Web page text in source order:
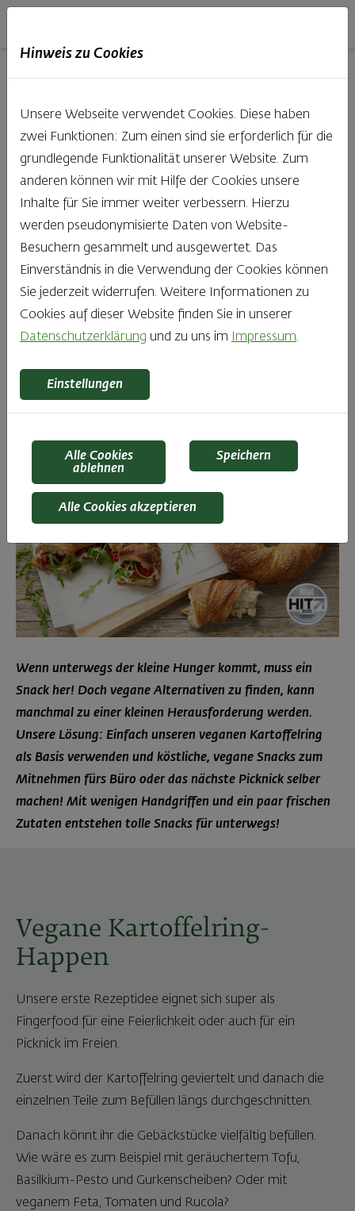
01.01.2023
Vegane
Snackideen – so
vielseitig ist der
Haubis
Kartoffelring
Wenn unterwegs der kleine Hunger kommt, muss ein
Snack her! Doch vegane Alternativen zu finden, kann
manchmal zu einer kleinen Herausforderung werden.
Unsere Lösung: Einfach unseren veganen Kartoffelring
als Basis verwenden und köstliche, vegane Snacks zum
Mitnehmen fürs Büro oder das nächste Picknick selber
machen! Mit wenigen Handgriffen und ein paar frischen
Zutaten entstehen tolle Snacks für unterwegs!
Vegane Kartoffelring-
Happen
Unsere erste Rezeptidee eignet sich super als
Fingerfood für eine Feierlichkeit oder auch für ein
Picknick im Freien.
Zuerst wird der Kartoffelring geviertelt und danach die
einzelnen Teile zum Befüllen längs durchgeschnitten.
Danach könnt ihr die Gebäckstücke vielfältig befüllen.
Wie wäre es zum Beispiel mit geräuchertem Tofu,
Basilkium-Pesto und Gurkenscheiben? Oder mit
veganem Feta, Tomaten und Rucola?
Hinweis zu Cookies
Unsere Webseite verwendet Cookies. Diese haben
zwei Funktionen: Zum einen sind sie erforderlich für die
grundlegende Funktionalität unserer Website. Zum
anderen können wir mit Hilfe der Cookies unsere
Inhalte für Sie immer weiter verbessern. Hierzu
werden pseudonymisierte Daten von Website-
Besuchern gesammelt und ausgewertet. Das
Einverständnis in die Verwendung der Cookies können
Sie jederzeit widerrufen. Weitere Informationen zu
Cookies auf dieser Website finden Sie in unserer
Datenschutzerklärung und zu uns im Impressum.
Einstellungen
Alle Cookies
ablehnen
Speichern
Alle Cookies akzeptieren